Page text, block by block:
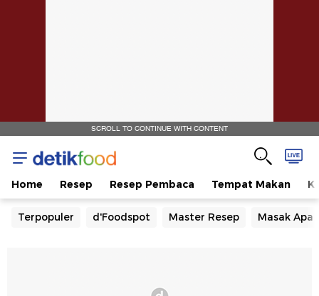
SCROLL TO CONTINUE WITH CONTENT
Home Resep Resep Pembaca Tempat Makan
Terpopuler d'Foodspot Master Resep Masak Apa